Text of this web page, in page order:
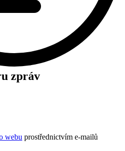
zpráv
webu prostřednictvím e-mailů